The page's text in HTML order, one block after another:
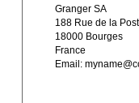
Granger SA
188 Rue de la
18000 Bourges
France
Email: